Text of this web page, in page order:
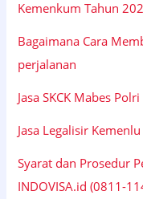
Kemenkum Tahun
Bagaimana Cara
perjalanan
Jasa SKCK Mabes Polri
Jasa Legalisir
Syarat dan Prosedur
INDOVISA.id (0811-